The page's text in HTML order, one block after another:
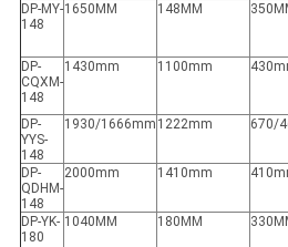
DP-MY-
148
1650MM 148MM
DP-
CQXM-
148
1430mm 1100mm
DP-
YYS-
148
1930/1666mm 1222mm 670/
DP-
QDHM-
148
2000mm 1410mm
DP-YK-
180
1040MM 180MM